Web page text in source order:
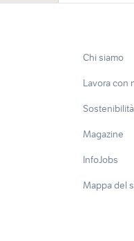
Chi siamo
Lavora con
Sostenibilità
Magazine
InfoJobs
Mappa del